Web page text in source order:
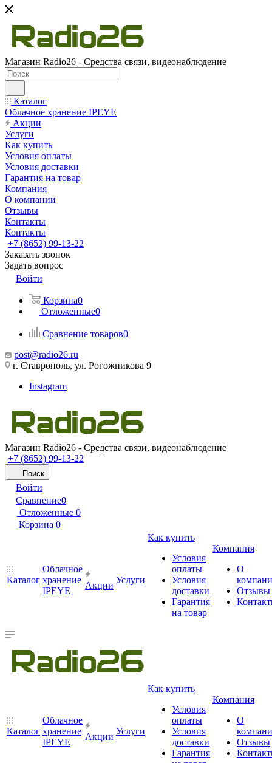
Магазин Radio26 - Средства связи, видеонаблюдение
Каталог
Облачное хранение IPEYE
Акции
Услуги
Как купить
Условия оплаты
Условия доставки
Гарантия на товар
Компания
О компании
Отзывы
Контакты
Контакты
+7 (8652) 99-13-22
Заказать звонок
Задать вопрос
Войти
Корзина0
Отложенные0
Сравнение товаров0
post@radio26.ru
г. Ставрополь, ул. Рогожникова 9
Instagram
Магазин Radio26 - Средства связи, видеонаблюдение
+7 (8652) 99-13-22
Поиск
Войти
Сравнение0
Отложенные 0
Корзина 0
Каталог
Облачное
хранение
IPEYE
Акции
Услуги
Как купить
Условия
оплаты
Условия
доставки
Гарантия
на товар
Компания
О
Отзывы
Каталог
Облачное
хранение
IPEYE
Акции
Услуги
Как купить
Условия
оплаты
Условия
доставки
Гарантия
Компания
О
Отзывы